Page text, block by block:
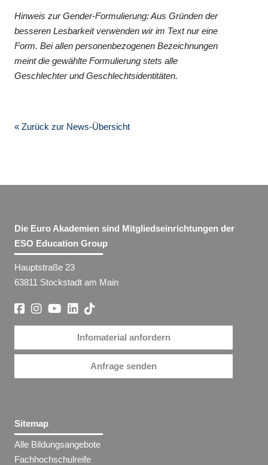
Hinweis zur Gender-Formulierung: Aus Gründen der
besseren Lesbarkeit verwenden wir im Text nur eine
Form. Bei allen personenbezogenen Bezeichnungen
meint die gewählte Formulierung stets alle
Geschlechter und Geschlechtsidentitäten.
« Zurück zur News-Übersicht
Die Euro Akademien sind Mitgliedseinrichtungen der
ESO Education Group
Hauptstraße 23
63811 Stockstadt am Main
Infomaterial anfordern
Anfrage senden
Sitemap
Alle Bildungsangebote
Fachhochschulreife